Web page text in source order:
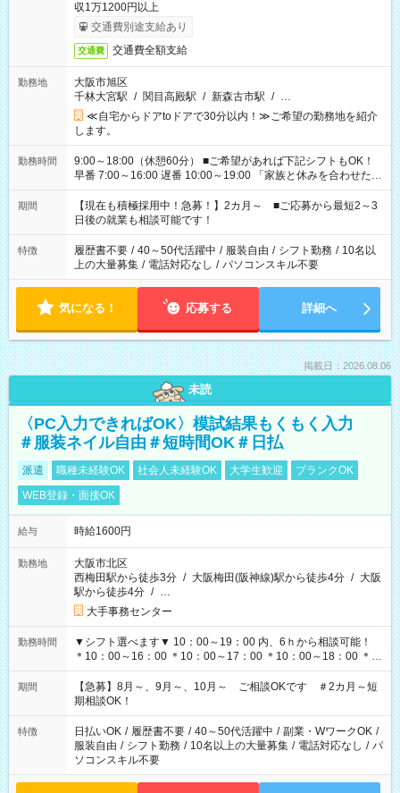
収1万1200円以上
交通費別途支給あり
交通費 交通費全額支給
勤務地
大阪市旭区
千林大宮駅 / 関目高殿駅 / 新森古市駅 / …
≪自宅からドアtoドアで30分以内！≫ご希望の勤務地を紹介
します。
勤務時間
9:00～18:00（休憩60分） ■ご希望があれば下記シフトもOK！
早番 7:00～16:00 遅番 10:00～19:00 「家族と休みを合わせた
い」 「余裕を持って夕飯の準備がしたい」 「できれば残業はし
たくない」 など、ご希望を教えてくださいね。 ※Wワーク希望
の方へ 今ご覧のお仕事で希望する勤務時間と、もう1つのお仕事
の勤務時間。 合計で週40時間を超える場合は応募できません。
期間
【現在も積極採用中！急募！】2カ月～ ■ご応募から最短2～3
日後の就業も相談可能です！
特徴 履歴書不要 / 40～50代活躍中 / 服装自由 / シフト勤務 / 10名以
上の大量募集 / 電話対応なし / パソコンスキル不要
気になる！ 応募する 詳細へ
掲載日：2026.08.06
未読
〈PC入力できればOK〉模試結果もくもく入力
＃服装ネイル自由＃短時間OK＃日払
派遣 職種未経験OK 社会人未経験OK 大学生歓迎
ブランクOK
WEB登録・面接OK
給与 時給1600円
勤務地
大阪市北区
西梅田駅から徒歩3分 / 大阪梅田(阪神線)駅から徒歩4分 / 大阪
駅から徒歩4分 / …
大手事務センター
勤務時間
▼シフト選べます▼ 10：00～19：00 内、6ｈから相談可能！
＊10：00～16：00 ＊10：00～17：00 ＊10：00～18：00 ＊
11：00～19：00 ＊12：00～19：00 ＊13：00～19：00
期間
【急募】8月～、9月～、10月～ ご相談OKです ＃2カ月～短
期相談OK！
特徴 日払いOK / 履歴書不要 / 40～50代活躍中 / 副業・WワークOK /
服装自由 / シフト勤務 / 10名以上の大量募集 / 電話対応なし / パ
ソコンスキル不要